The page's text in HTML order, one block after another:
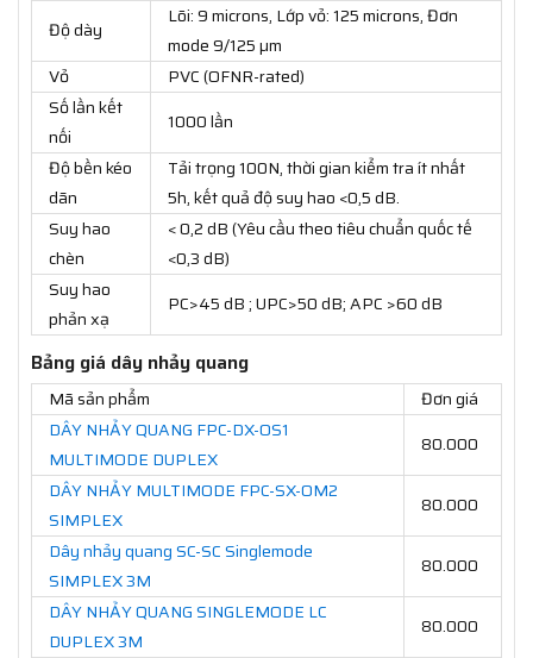
Độ dày
Lõi: 9 microns, Lớp vỏ: 125 microns, Đơn
mode 9/125 µm
Vỏ
PVC (OFNR-rated)
Số lần kết
nối
1000 lần
Độ bền kéo
dãn
Tải trọng 100N, thời gian kiểm tra ít nhất
5h, kết quả độ suy hao <0,5 dB.
Suy hao
chèn
< 0,2 dB (Yêu cầu theo tiêu chuẩn quốc tế
<0,3 dB)
Suy hao
phản xạ
PC>45 dB ; UPC>50 dB; APC >60 dB
Bảng giá dây nhảy quang
Mã sản phẩm
Đơn giá
DÂY NHẢY QUANG FPC-DX-OS1
MULTIMODE DUPLEX
80.000
DÂY NHẢY MULTIMODE FPC-SX-OM2
SIMPLEX
80.000
Dây nhảy quang SC-SC Singlemode
SIMPLEX 3M
80.000
DÂY NHẢY QUANG SINGLEMODE LC
DUPLEX 3M
80.000